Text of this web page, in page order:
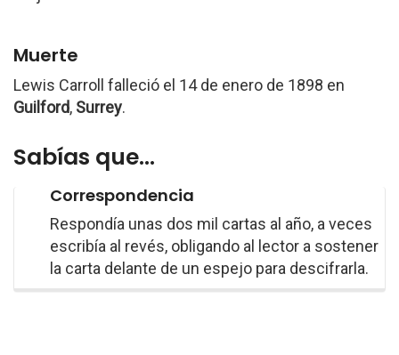
Muerte
Lewis Carroll falleció el 14 de enero de 1898 en
Guilford, Surrey.
Sabías que...
Correspondencia
Respondía unas dos mil cartas al año, a veces
escribía al revés, obligando al lector a sostener
la carta delante de un espejo para descifrarla.